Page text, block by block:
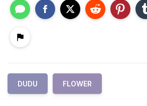
DUDU FLOWER